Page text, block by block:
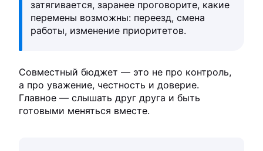
затягивается, заранее проговорите, какие
перемены возможны: переезд, смена
работы, изменение приоритетов.
Совместный бюджет — это не про контроль,
а про уважение, честность и доверие.
Главное — слышать друг друга и быть
готовыми меняться вместе.